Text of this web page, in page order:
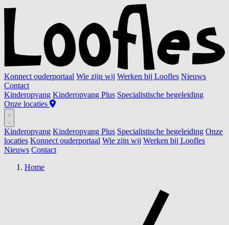
Konnect ouderportaal Wie zijn wij Werken bij Loofles Nieuws
Contact
Kinderopvang Kinderopvang Plus Specialistische begeleiding
Onze locaties
Kinderopvang Kinderopvang Plus Specialistische begeleiding Onze
locaties Konnect ouderportaal Wie zijn wij Werken bij Loofles
Nieuws Contact
Home